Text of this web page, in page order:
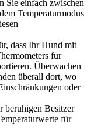
Sie einfach zwischen
Temperaturmodus
dass Ihr Hund mit
für
Überwachen
überall dort, wo
oder
beruhigen Besitzer
für